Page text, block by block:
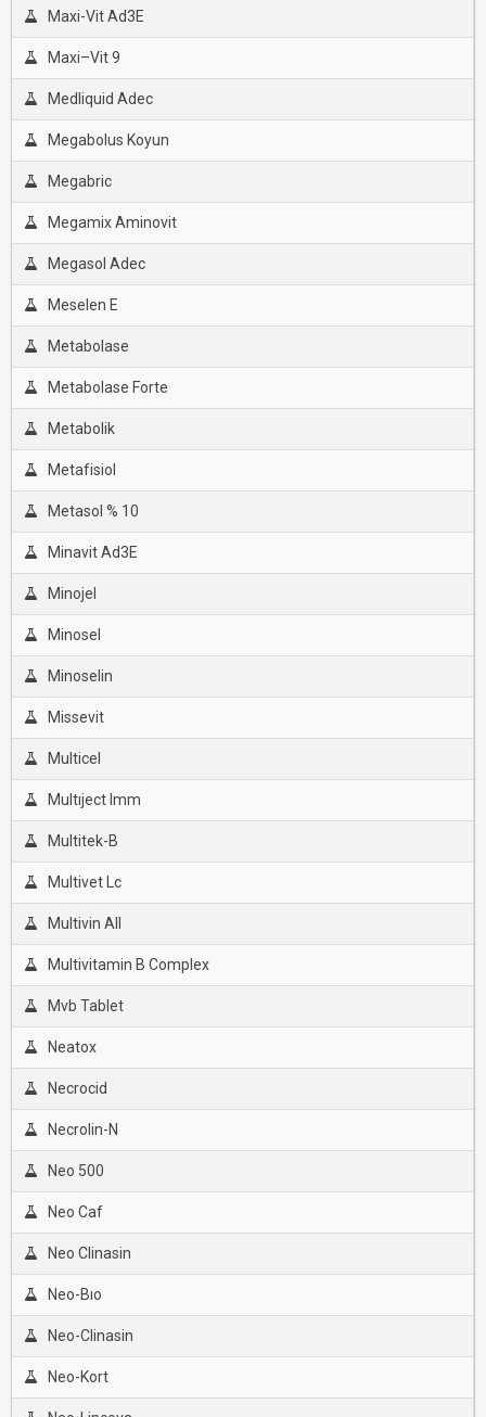
Maxi-Vit Ad3E
Maxi–Vit 9
Medliquid Adec
Megabolus Koyun
Megabric
Megamix Aminovit
Megasol Adec
Meselen E
Metabolase
Metabolase Forte
Metabolik
Metafisiol
Metasol % 10
Minavit Ad3E
Minojel
Minosel
Minoselin
Missevit
Multicel
Multıject Imm
Multitek-B
Multivet Lc
Multivin All
Multivitamin B Complex
Mvb Tablet
Neatox
Necrocid
Necrolin-N
Neo 500
Neo Caf
Neo Clinasin
Neo-Bıo
Neo-Clinasin
Neo-Kort